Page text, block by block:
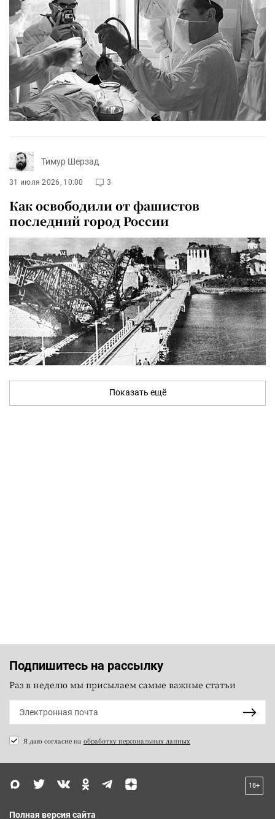
Тимур Шерзад
31 июля 2026, 10:00 3
Как освободили от фашистов
последний город России
Показать ещё
Подпишитесь на рассылку
Раз в неделю мы присылаем самые важные статьи
Я даю согласие на обработку персональных данных
18+
Полная версия сайта